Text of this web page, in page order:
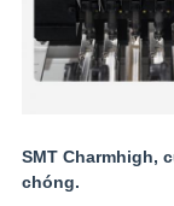
SMT Charmhigh,
chóng.